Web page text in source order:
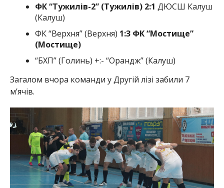
ФК “Тужилів-2” (Тужилів) 2:1 ДЮСШ Калуш
(Калуш)
ФК “Верхня” (Верхня) 1:3 ФК “Мостище”
(Мостище)
“БХП” (Голинь) +:- “Орандж” (Калуш)
Загалом вчора команди у Другій лізі забили 7
мʼячів.